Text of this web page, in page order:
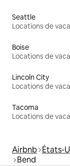
Seattle
Locations de
Boise
Locations de
Lincoln City
Locations de
Tacoma
Locations de
Airbnb États-
Bend